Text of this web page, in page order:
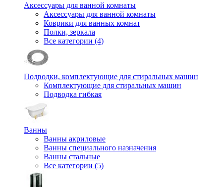
Аксессуары для ванной комнаты
Аксессуары для ванной комнаты
Коврики для ванных комнат
Полки, зеркала
Все категории (4)
Подводки, комплектующие для стиральных машин
Комплектующие для стиральных машин
Подводка гибкая
Ванны
Ванны акриловые
Ванны специального назначения
Ванны стальные
Все категории (5)